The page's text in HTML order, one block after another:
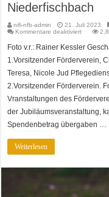
Niederfischbach
nifi-nfb-admin 21. Juli 2023
Kommentare deaktiviertfür
Haus
Mutter
Teresa
in
Foto v.r.: Rainer Kessler
1.Vorsitzender Förderverein,
Teresa, Nicole Jud
2.Vorsitzender Förderverein.
Vranstaltungen des
der Jubiläumsveranstaltung,
Spendenbetrag übergaben …
Weiterlesen